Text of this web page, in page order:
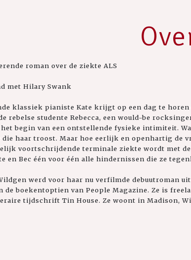
roman over de ziekte ALS
met Hilary Swank
klassiek pianiste Kate krijgt op een dag te
rebelse studente Rebecca, een would-be
begin van een ontstellende fysieke intimiteit.
die haar troost. Maar hoe eerlijk en openhartig de
voortschrijdende terminale ziekte wordt met
en Bec één voor één alle hindernissen die ze
werd voor haar nu verfilmde debuutroman
de boekentoptien van People Magazine. Ze is
tijdschrift Tin House. Ze woont in Madison,